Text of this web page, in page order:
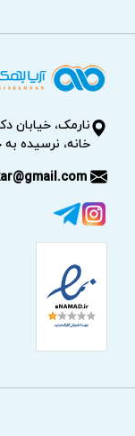
آسوده داشته
از عملکرد صحیح
اعلام می‌گردد.
سلامت آب
دقیق و آشنایی با
نارمک، خیابان
خانه، نرسیده به